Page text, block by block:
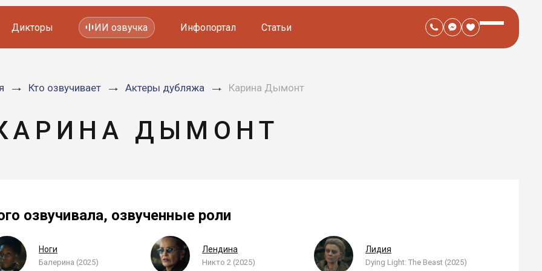
Мультфильмов
Дикторы ИИ озвучка Инфопортал Статьи
Кто озвучивает Актеры дубляжа Карина Дымонт
ДЫМОНТ
озвучивала, озвученные роли
Ноги
Балерина (2025)
Лендина
Никто 2 (2025)
Лидия
Dying Light: The Beast (2025)